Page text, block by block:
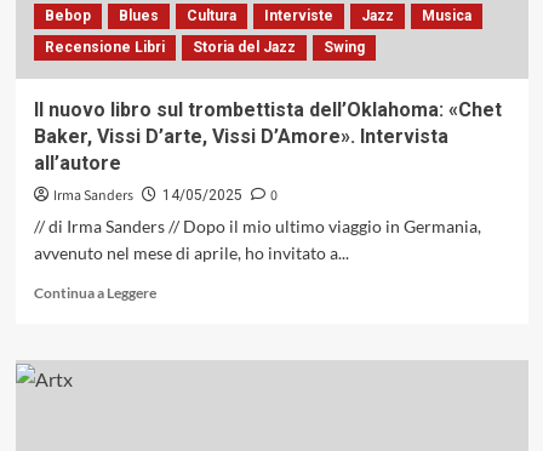
(Other)
Side
Story»
1960)
Bebop Blues Cultura Interviste Jazz
Musica
Recensione Libri
Storia del Jazz Swing
Il nuovo libro sul trombettista dell’Oklahoma: «Chet
Baker, Vissi D’arte, Vissi D’Amore». Intervista
all’autore
Irma Sanders 14/05/2025
0
// di Irma Sanders // Dopo il mio ultimo viaggio in Germania,
avvenuto nel mese di aprile, ho invitato a...
Continua a LeggereLeggi
su